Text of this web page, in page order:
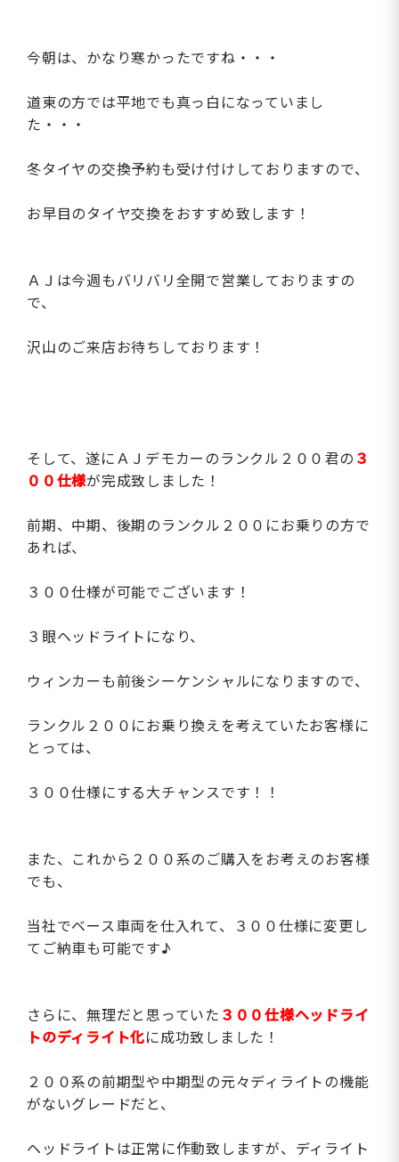
今朝は、かなり寒かったですね・・・
道東の方では平地でも真っ白になっていまし
た・・・
冬タイヤの交換予約も受け付けしておりますので、
お早目のタイヤ交換をおすすめ致します！
ＡＪは今週もバリバリ全開で営業しておりますの
で、
沢山のご来店お待ちしております！
そして、遂にＡＪデモカーのランクル２００君の ３
００仕様が完成致しました！
前期、中期、後期のランクル２００にお乗りの方で
あれば、
３００仕様が可能でございます！
３眼ヘッドライトになり、
ウィンカーも前後シーケンシャルになりますので、
ランクル２００にお乗り換えを考えていたお客様に
とっては、
３００仕様にする大チャンスです！！
また、これから２００系のご購入をお考えのお客様
でも、
当社でベース車両を仕入れて、３００仕様に変更し
てご納車も可能です♪
さらに、無理だと思っていた ３００ 仕様ヘッドライ
トのディライト化に成功致しました！
２００系の前期型や中期型の元々ディライトの機能
がないグレードだと、
ヘッドライトは正常に作動致しますが、ディライト